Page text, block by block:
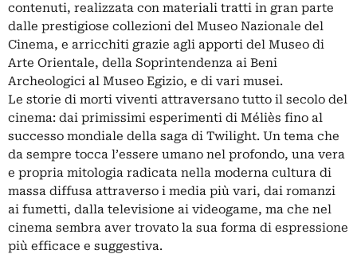
contenuti, realizzata con materiali tratti in gran parte
dalle prestigiose collezioni del Museo Nazionale del
Cinema, e arricchiti grazie agli apporti del Museo di
Arte Orientale, della Soprintendenza ai Beni
Archeologici al Museo Egizio, e di vari musei.
Le storie di morti viventi attraversano tutto il secolo del
cinema: dai primissimi esperimenti di Méliès fino al
successo mondiale della saga di Twilight. Un tema che
da sempre tocca l’essere umano nel profondo, una vera
e propria mitologia radicata nella moderna cultura di
massa diffusa attraverso i media più vari, dai romanzi
ai fumetti, dalla televisione ai videogame, ma che nel
cinema sembra aver trovato la sua forma di espressione
più efficace e suggestiva.